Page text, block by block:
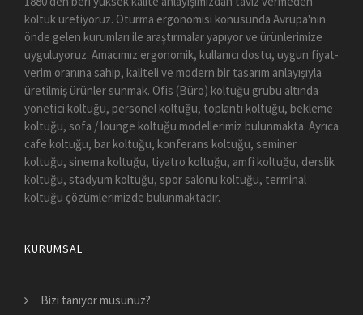
koltuk üretiyoruz. Oturma ergonomisi konusunda Avrupa'nın
önde gelen kurumları ile araştırmalar yapıyor ve ürünlerimize
uyguluyoruz. Amacımız ergonomik, kullanıcı dostu, uygun fiyat-
verim oranına sahip, kaliteli ve modern bir tasarım anlayışıyla
üretilmiş ürünler sunmak. Ofis (Büro) koltuğu grubu altında
yönetici koltuğu, personel koltuğu, toplantı koltuğu, bekleme
koltuğu, sofa / lounge koltuğu modellerimiz bulunmakta. Ayrıca
cafe koltuğu, bar koltuğu, konferans koltuğu, seminer
koltuğu, sinema koltuğu, tiyatro koltuğu, amfi koltuğu, derslik
koltuğu, stadyum koltuğu, spor salonu koltuğu, terminal
koltuğu çözümlerimizde bulunmaktadır.
KURUMSAL
Bizi tanıyor musunuz?